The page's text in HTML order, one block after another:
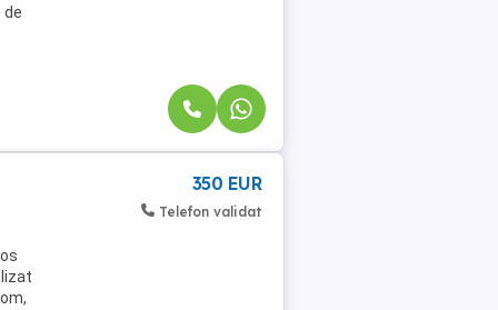
de
350 EUR
Telefon validat